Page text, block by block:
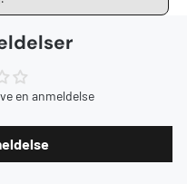
en anmeldelse